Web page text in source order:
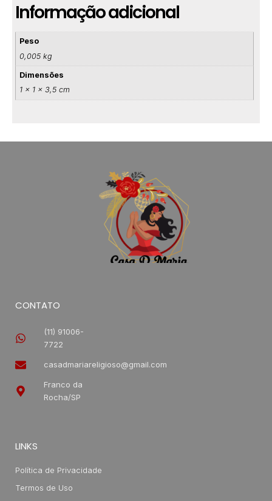
Informação adicional
Peso
0,005 kg
Dimensões
1 × 1 × 3,5 cm
CONTATO
(11) 91006-
7722
casadmariareligioso@gmail.com
Franco da
Rocha/SP
LINKS
Política de Privacidade
Termos de Uso